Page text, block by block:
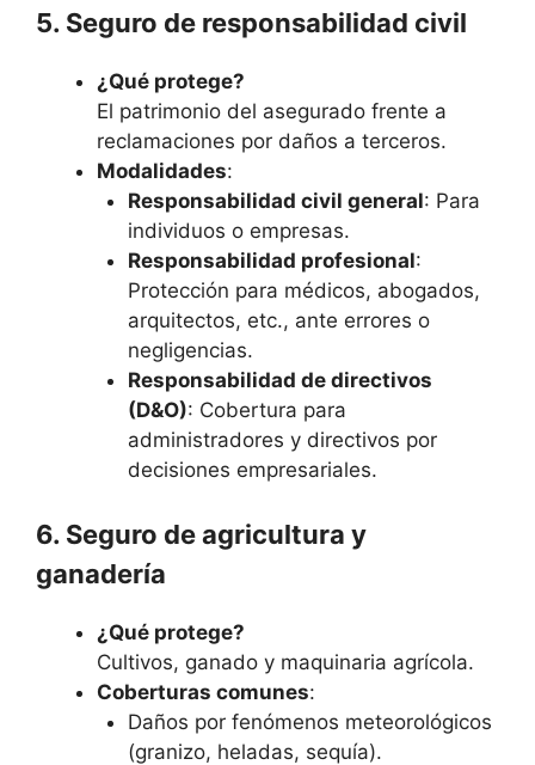
5. Seguro de responsabilidad civil
¿Qué protege?
El patrimonio del asegurado frente a
reclamaciones por daños a terceros.
Modalidades:
Responsabilidad civil general: Para
individuos o empresas.
Responsabilidad profesional:
Protección para médicos, abogados,
arquitectos, etc., ante errores o
negligencias.
Responsabilidad de directivos
(D&O): Cobertura para
administradores y directivos por
decisiones empresariales.
6. Seguro de agricultura y
ganadería
¿Qué protege?
Cultivos, ganado y maquinaria agrícola.
Coberturas comunes:
Daños por fenómenos meteorológicos
(granizo, heladas, sequía).